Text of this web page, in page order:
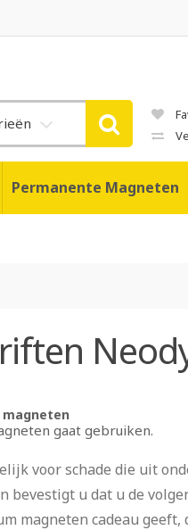
Permanente Magneten
magneten
gaat gebruiken.
voor schade die uit
bevestigt u dat u de
magneten cadeau